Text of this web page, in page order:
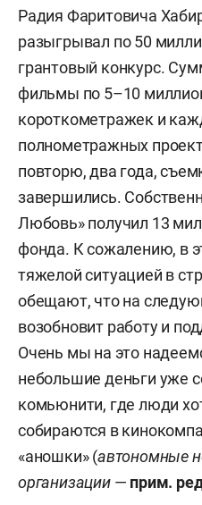
Радия Фаритовича
разыгрывал по 50
грантовый конкурс.
фильмы по 5–10
короткометражек и
полнометражных
повторю, два года,
завершились.
Любовь» получил 13
фонда. К сожалению, в
тяжелой ситуацией в
обещают, что на
возобновит работу и
Очень мы на это
небольшие деньги уже
комьюнити, где люди
собираются в
«аношки» (автономные
организации — прим.